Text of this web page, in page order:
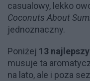
casualowy, lekko
Coconuts About
jednoznaczny.
Poniżej 13
musuje ta
na lato, ale i poza